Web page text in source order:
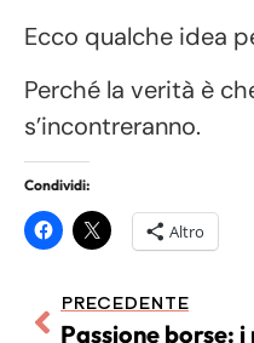
Ecco qualche idea
Perché la verità è
s’incontreranno.
Condividi:
Altro
PRECEDENTE